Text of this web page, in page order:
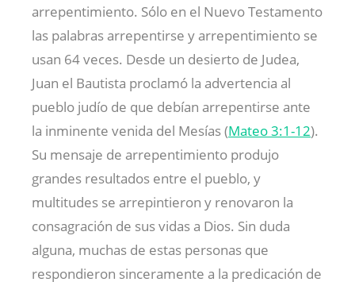
arrepentimiento. Sólo en el Nuevo Testamento
las palabras arrepentirse y arrepentimiento se
usan 64 veces. Desde un desierto de Judea,
Juan el Bautista proclamó la advertencia al
pueblo judío de que debían arrepentirse ante
la inminente venida del Mesías (Mateo 3:1-12).
Su mensaje de arrepentimiento produjo
grandes resultados entre el pueblo, y
multitudes se arrepintieron y renovaron la
consagración de sus vidas a Dios. Sin duda
alguna, muchas de estas personas que
respondieron sinceramente a la predicación de